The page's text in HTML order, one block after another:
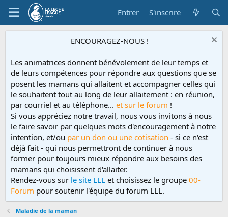
Entrer S'inscrire
ENCOURAGEZ-NOUS !
Les animatrices donnent bénévolement de leur temps et
de leurs compétences pour répondre aux questions que se
posent les mamans qui allaitent et accompagner celles qui
le souhaitent tout au long de leur allaitement : en réunion,
par courriel et au téléphone... et sur le forum !
Si vous appréciez notre travail, nous vous invitons à nous
le faire savoir par quelques mots d'encouragement à notre
intention, et/ou par un don ou une cotisation - si ce n'est
déjà fait - qui nous permettront de continuer à nous
former pour toujours mieux répondre aux besoins des
mamans qui choisissent d'allaiter.
Rendez-vous sur le site LLL et choisissez le groupe 00-
Forum pour soutenir l'équipe du forum LLL.
Maladie de la maman